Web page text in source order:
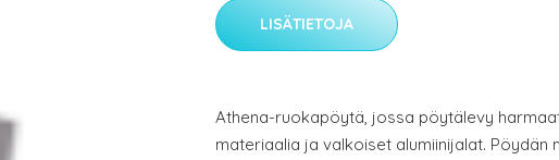
LISÄTIETOJA
Athena-ruokapöytä, jossa pöytälevy
materiaalia ja valkoiset alumiinijalat. Pöydän